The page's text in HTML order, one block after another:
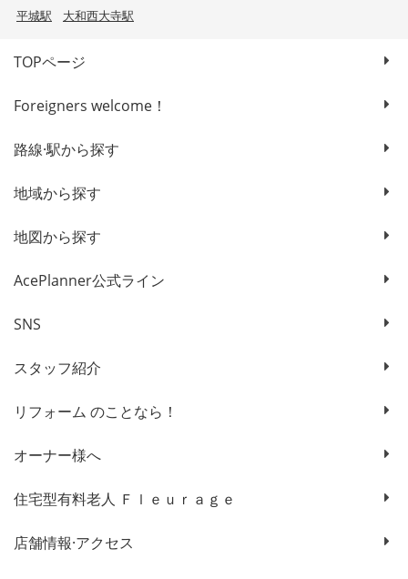
平城駅
大和西大寺駅
TOPページ
Foreigners welcome！
路線·駅から探す
地域から探す
地図から探す
AcePlanner公式ライン
SNS
スタッフ紹介
リフォーム のことなら！
オーナー様へ
住宅型有料老人 Ｆｌｅｕｒａｇｅ
店舗情報·アクセス